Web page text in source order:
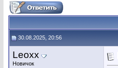
30.08.2025, 20:56
Leoxx
Новичок